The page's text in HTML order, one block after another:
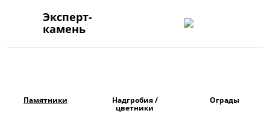
Эксперт-
камень
Памятники Надгробия /
цветники
Ограды